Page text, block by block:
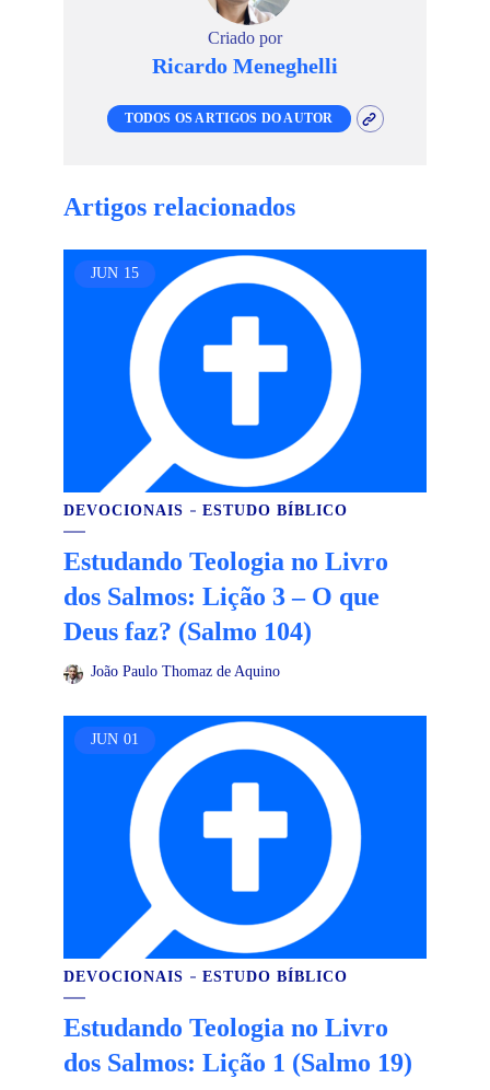
Criado por
Ricardo Meneghelli
TODOS OS ARTIGOS DO AUTOR
Artigos relacionados
JUN 15
DEVOCIONAIS ESTUDO BÍBLICO
Estudando Teologia no Livro
dos Salmos: Lição 3 – O que
Deus faz? (Salmo 104)
João Paulo Thomaz de Aquino
JUN 01
DEVOCIONAIS ESTUDO BÍBLICO
Estudando Teologia no Livro
dos Salmos: Lição 1 (Salmo 19)